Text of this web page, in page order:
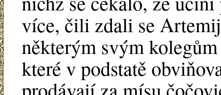
více, čili zdali se
některým svým
které v podstatě
prodávají za mísu